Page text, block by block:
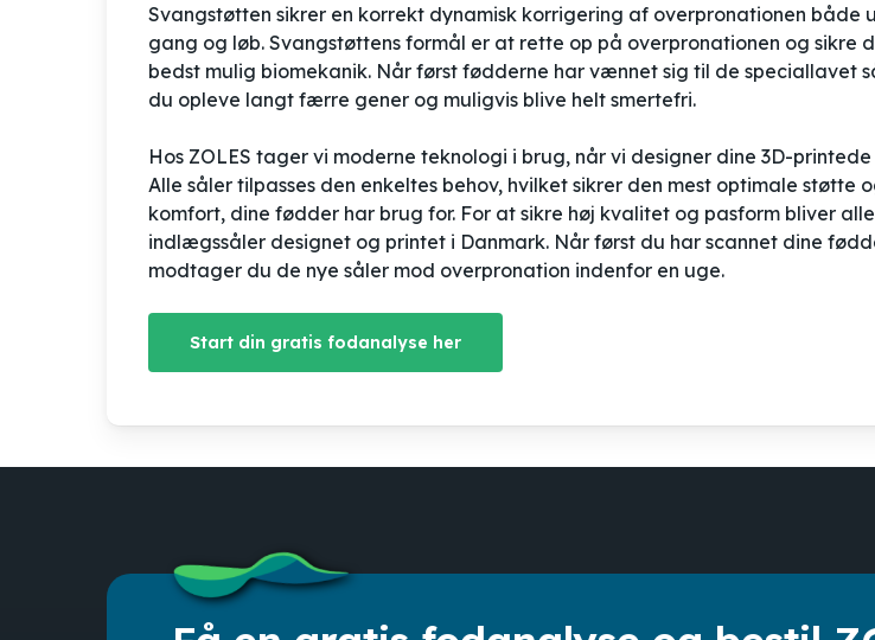
Svangstøtten sikrer en korrekt dynamisk korrigering af overpronationen både
gang og løb. Svangstøttens formål er at rette op på overpronationen og sikre
bedst mulig biomekanik. Når først fødderne har vænnet sig til de speciallavet
du opleve langt færre gener og muligvis blive helt smertefri.
Hos ZOLES tager vi moderne teknologi i brug, når vi designer dine 3D-printede
Alle såler tilpasses den enkeltes behov, hvilket sikrer den mest optimale støtte
komfort, dine fødder har brug for. For at sikre høj kvalitet og pasform bliver alle
indlægssåler designet og printet i Danmark. Når først du har scannet dine
modtager du de nye såler mod overpronation indenfor en uge.
Start din gratis fodanalyse her